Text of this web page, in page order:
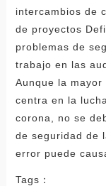
intercambios de
de proyectos
problemas de
trabajo en las
Aunque la
centra en la
corona, no se
de seguridad de
error puede
Tags：